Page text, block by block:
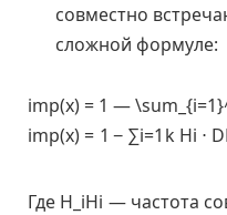
совместно
сложной формуле:
imp(x) = 1 —
imp(x) = 1 − ∑i=1 k Hi ⋅ D
Где H_iHi — частота